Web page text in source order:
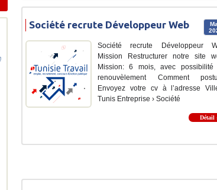
Société recrute Développeur Web
Société recrute Développeur
Mission Restructurer notre site
Mission: 6 mois, avec possibilité
renouvèlement Comment
Envoyez votre cv à l’adresse
Tunis Entreprise › Société
Détail